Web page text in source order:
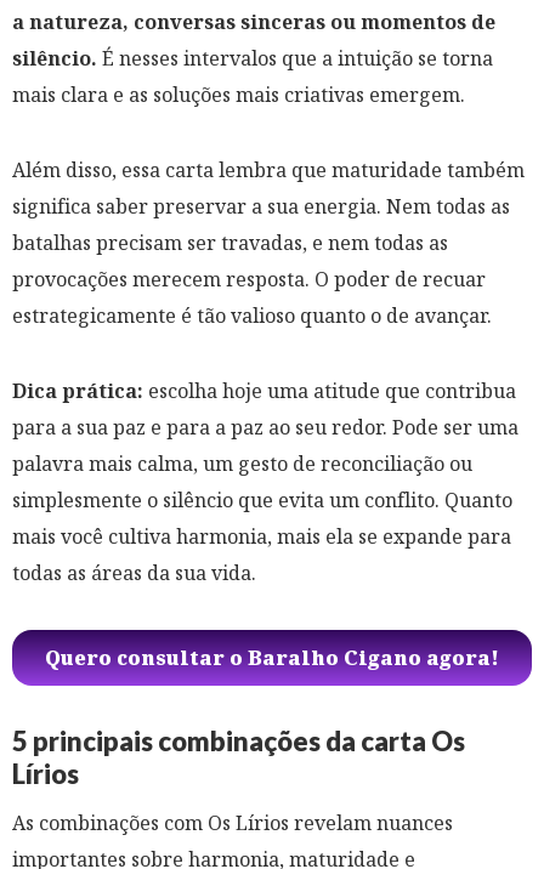
a natureza, conversas sinceras ou momentos de
silêncio. É nesses intervalos que a intuição se torna
mais clara e as soluções mais criativas emergem.
Além disso, essa carta lembra que maturidade também
significa saber preservar a sua energia. Nem todas as
batalhas precisam ser travadas, e nem todas as
provocações merecem resposta. O poder de recuar
estrategicamente é tão valioso quanto o de avançar.
Dica prática: escolha hoje uma atitude que contribua
para a sua paz e para a paz ao seu redor. Pode ser uma
palavra mais calma, um gesto de reconciliação ou
simplesmente o silêncio que evita um conflito. Quanto
mais você cultiva harmonia, mais ela se expande para
todas as áreas da sua vida.
Quero consultar o Baralho Cigano agora!
5 principais combinações da carta Os
Lírios
As combinações com Os Lírios revelam nuances
importantes sobre harmonia, maturidade e